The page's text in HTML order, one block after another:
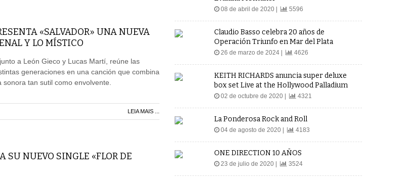
«SALVADOR» UNA NUEVA
Y LO MÍSTICO
a León Gieco y Lucas Martí, reúne las
generaciones en una canción que combina
tan sutil como envolvente.
LEIA MAIS ...
SU NUEVO SINGLE «FLOR DE
08 de abril de 2020 | 5596
Claudio Basso celebra 20 años de
Operación Triunfo en Mar del Plata
26 de marzo de 2024 | 4626
KEITH RICHARDS anuncia super deluxe
box set Live at the Hollywood Palladium
02 de octubre de 2020 | 4321
La Ponderosa Rock and Roll
04 de agosto de 2020 | 4183
ONE DIRECTION 10 AÑOS
23 de julio de 2020 | 3524